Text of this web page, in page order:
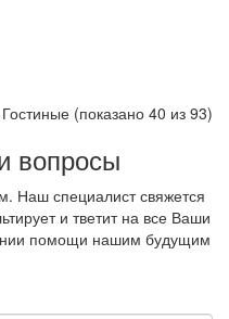
(показано 40 из 93)
вопросы
Наш специалист свяжется
и тветит на все Ваши
помощи нашим будущим